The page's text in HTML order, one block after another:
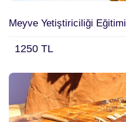
Meyve Yetiştiriciliği Eğitimi
1250 TL